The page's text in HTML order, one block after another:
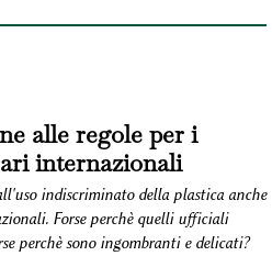
alle regole per i
internazionali
indiscriminato della plastica anche
Forse perchè quelli ufficiali
perchè sono ingombranti e delicati?